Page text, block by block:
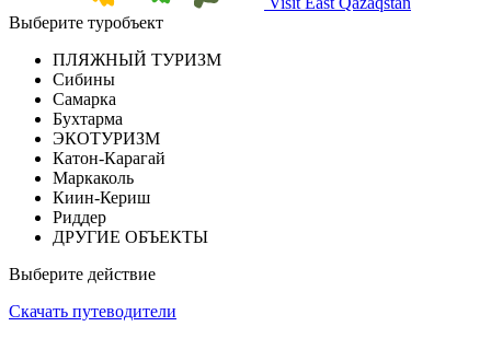
Выберите туробъект
ПЛЯЖНЫЙ ТУРИЗМ
Сибины
Самарка
Бухтарма
ЭКОТУРИЗМ
Катон-Карагай
Маркаколь
Киин-Кериш
Риддер
ДРУГИЕ ОБЪЕКТЫ
Выберите действие
Скачать путеводители